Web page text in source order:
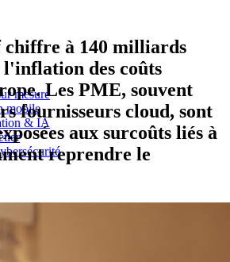
mesure
mobile
& IA
à 140 milliards
des coûts
Les PME, souvent
fournisseurs cloud, sont
aux surcoûts liés à
reprendre le